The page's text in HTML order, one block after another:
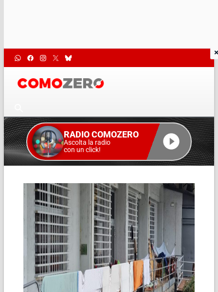
RADIO COMOZERO
Ascolta la radio
con un click!